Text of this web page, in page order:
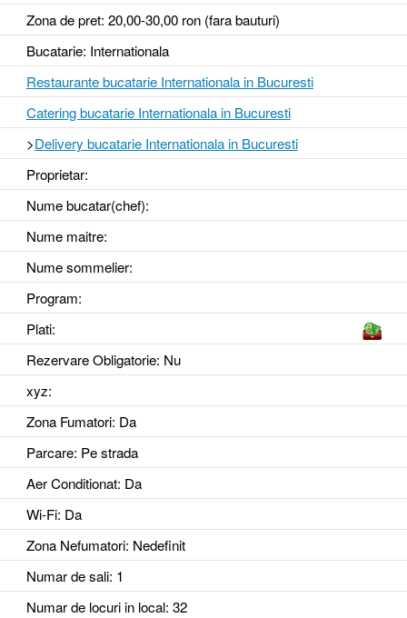
Zona de pret: 20,00-30,00 ron (fara bauturi)
Bucatarie: Internationala
Restaurante bucatarie Internationala in Bucuresti
Catering bucatarie Internationala in Bucuresti
>Delivery bucatarie Internationala in Bucuresti
Proprietar:
Nume bucatar(chef):
Nume maitre:
Nume sommelier:
Program:
Plati:
Rezervare Obligatorie: Nu
xyz:
Zona Fumatori: Da
Parcare: Pe strada
Aer Conditionat: Da
Wi-Fi: Da
Zona Nefumatori: Nedefinit
Numar de sali: 1
Numar de locuri in local: 32